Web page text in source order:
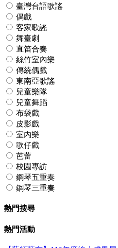
臺灣台語歌謠
偶戲
客家歌謠
舞臺劇
直笛合奏
絲竹室內樂
傳統偶戲
東南亞歌謠
兒童樂隊
兒童舞蹈
布袋戲
皮影戲
室內樂
歌仔戲
芭蕾
校園專訪
鋼琴五重奏
鋼琴三重奏
熱門搜尋
熱門活動